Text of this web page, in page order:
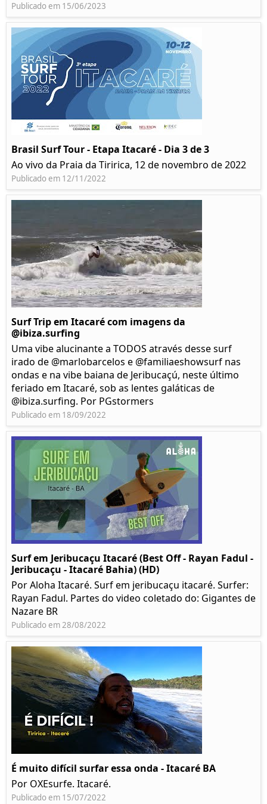
Publicado em 15/06/2023
Brasil Surf Tour - Etapa Itacaré - Dia 3 de 3
Ao vivo da Praia da Tiririca, 12 de novembro de 2022
Publicado em 12/11/2022
Surf Trip em Itacaré com imagens da
@ibiza.surfing
Uma vibe alucinante a TODOS através desse surf
irado de @marlobarcelos e @familiaeshowsurf nas
ondas e na vibe baiana de Jeribucaçú, neste último
feriado em Itacaré, sob as lentes galáticas de
@ibiza.surfing. Por PGstormers
Publicado em 18/09/2022
Surf em Jeribucaçu Itacaré (Best Off - Rayan Fadul -
Jeribucaçu - Itacaré Bahia) (HD)
Por Aloha Itacaré. Surf em jeribucaçu itacaré. Surfer:
Rayan Fadul. Partes do video coletado do: Gigantes de
Nazare BR
Publicado em 28/08/2022
É muito difícil surfar essa onda - Itacaré BA
Por OXEsurfe. Itacaré.
Publicado em 15/07/2022